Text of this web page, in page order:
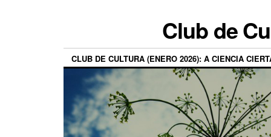
Club de
CLUB DE CULTURA (ENERO 2026): A CIENCIA